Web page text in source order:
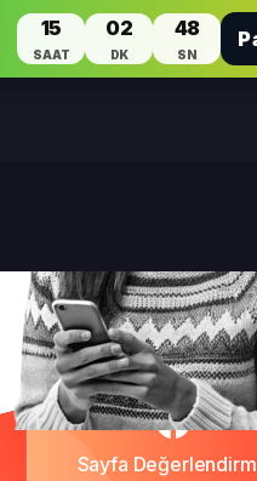
15
SAAT
02
DK
47
SN
Sayfa